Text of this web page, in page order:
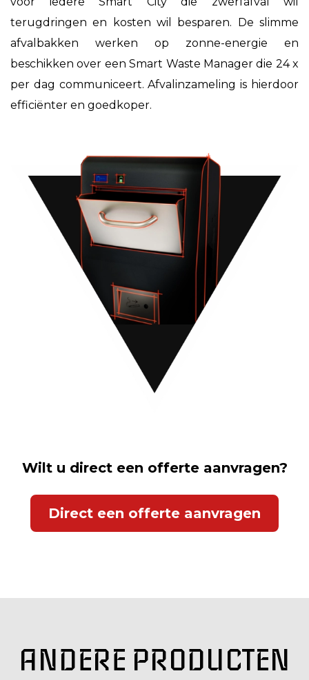
terugdringen en kosten wil besparen. De slimme
afvalbakken werken op zonne-energie en
beschikken over een Smart Waste Manager die 24 x
per dag communiceert. Afvalinzameling is hierdoor
efficiënter en goedkoper.
Wilt u direct een offerte aanvragen?
Direct een offerte aanvragen
ANDERE PRODUCTEN